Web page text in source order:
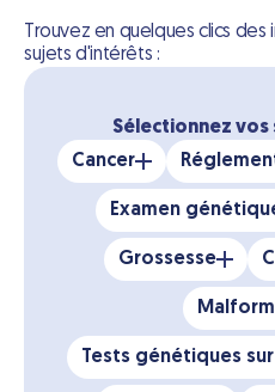
Trouvez en quelques clics
sujets d'intérêts :
Sélectionnez
Cancer
Examen
Grossesse
Tests génétiques